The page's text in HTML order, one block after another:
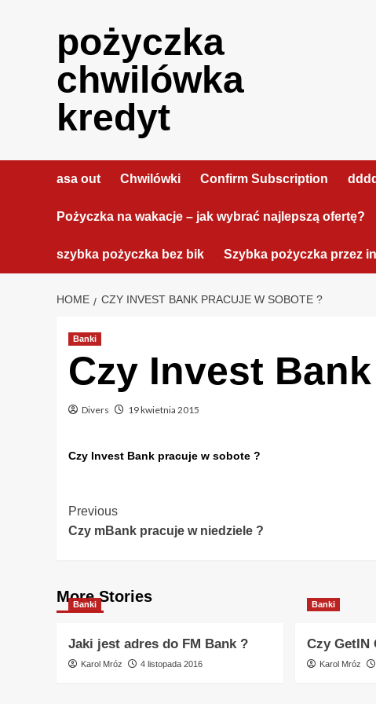
pożyczka
chwilówka
kredyt
asa out Chwilówki Confirm Subscription dddd
Pożyczka na wakacje – jak wybrać najlepszą ofertę?
szybka pożyczka bez bik Szybka pożyczka przez
HOME CZY INVEST BANK PRACUJE W SOBOTE ?
Banki
Czy Invest
Divers 19 kwietnia 2015
Czy Invest Bank pracuje w sobote ?
Post
Navigation
Previous
Czy mBank pracuje w niedziele ?
More Stories
Banki
Jaki jest adres do FM Bank ?
Karol Mróz 4 listopada 2016
Banki
Czy GetIN
Karol Mróz